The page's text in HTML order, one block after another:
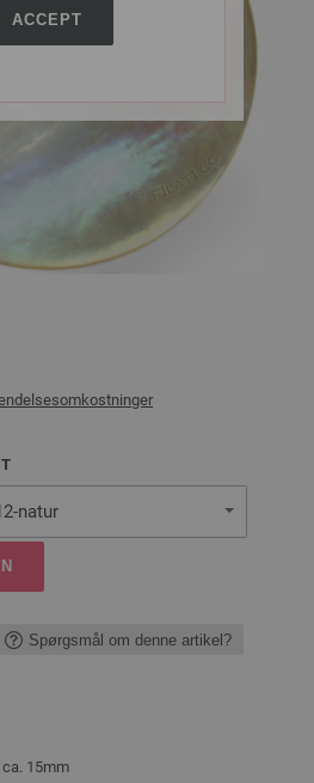
ACCEPT
natur
Spørgsmål om denne artikel?
ca. 15mm